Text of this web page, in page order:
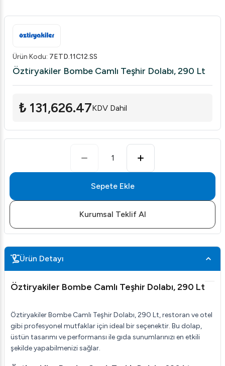
Ürün Kodu: 7ETD.11C12.SS
Öztiryakiler Bombe Camlı Teşhir Dolabı, 290 Lt
₺ 131,626.47KDV Dahil
1
Sepete Ekle
Kurumsal Teklif Al
Ürün Detayı
Öztiryakiler Bombe Camlı Teşhir Dolabı, 290 Lt
Öztiryakiler Bombe Camlı Teşhir Dolabı, 290 Lt, restoran ve otel
gibi profesyonel mutfaklar için ideal bir seçenektir. Bu dolap,
üstün tasarımı ve performansı ile gıda sunumlarınızı en etkili
şekilde yapabilmenizi sağlar.